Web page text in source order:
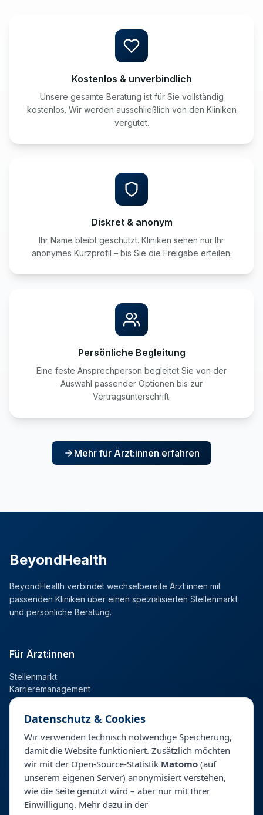
Kostenlos & unverbindlich
Unsere gesamte Beratung ist für Sie vollständig
kostenlos. Wir werden ausschließlich von den Kliniken
vergütet.
Diskret & anonym
Ihr Name bleibt geschützt. Kliniken sehen nur Ihr
anonymes Kurzprofil – bis Sie die Freigabe erteilen.
Persönliche Begleitung
Eine feste Ansprechperson begleitet Sie von der
Auswahl passender Optionen bis zur
Vertragsunterschrift.
Mehr für Ärzt:innen erfahren
BeyondHealth
BeyondHealth verbindet wechselbereite Ärzt:innen mit
passenden Kliniken über einen spezialisierten Stellenmarkt
und persönliche Beratung.
Für Ärzt:innen
Stellenmarkt
Karrieremanagement
Talentpool
Personalberatung & Direktsuche
Unternehmen
Datenschutz & Cookies
Wir verwenden technisch notwendige Speicherung,
damit die Website funktioniert. Zusätzlich möchten
wir mit der Open-Source-Statistik Matomo (auf
unserem eigenen Server) anonymisiert verstehen,
wie die Seite genutzt wird – aber nur mit Ihrer
Einwilligung. Mehr dazu in der